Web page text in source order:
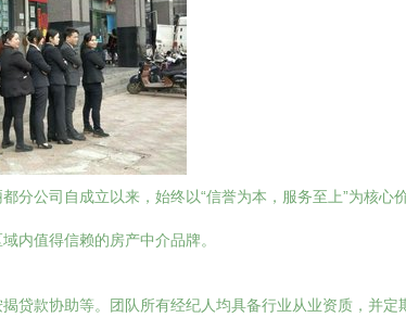
公司自成立以来，始终以“信誉为本，服务至上”为核心
内值得信赖的房产中介品牌。
贷款协助等。团队所有经纪人均具备行业从业资质，并定